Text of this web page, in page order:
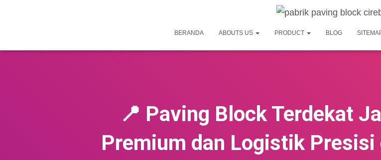
BERANDA ABOUTS US PRODUCT BLOG
📍 Paving Block Terdekat
Premium dan Logistik Presisi